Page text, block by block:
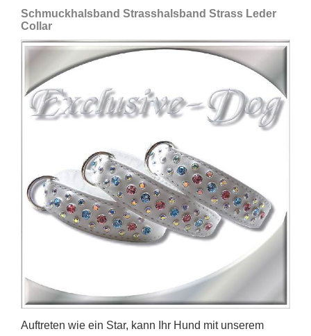
Schmuckhalsband Strasshalsband Strass Leder
Collar
Auftreten wie ein Star, kann Ihr Hund mit unserem